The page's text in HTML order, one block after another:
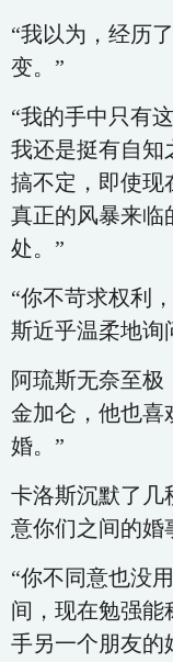
“我以为，经历
变。”
“我的手中只有
我还是挺有自知
搞不定，即使现
真正的风暴来临
处。”
“你不苛求权利
斯近乎温柔地询
阿琉斯无奈至极
金加仑，他也喜
婚。”
卡洛斯沉默了几
意你们之间的婚
“你不同意也没
间，现在勉强能
手另一个朋友的